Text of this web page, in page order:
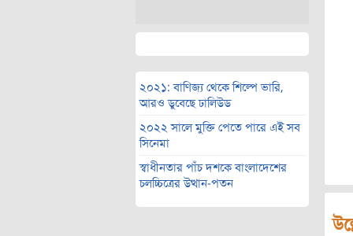
২০২১: বাণিজ্য থেকে শিল্পে ভারি,
আরও ডুবেছে ঢালিউড
২০২২ সালে মুক্তি পেতে পারে এই সব
সিনেমা
স্বাধীনতার পাঁচ দশকে বাংলাদেশের
চলচ্চিত্রের উত্থান-পতন